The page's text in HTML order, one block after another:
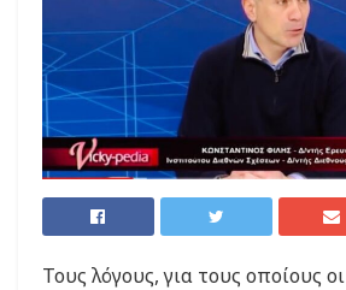
Τους λόγους, για τους οποίους οι